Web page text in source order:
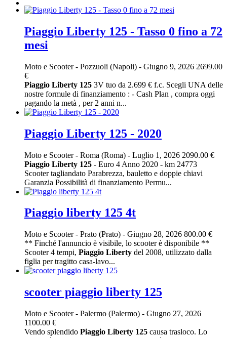
Piaggio Liberty 125 - Tasso 0 fino a 72
mesi
Moto e Scooter- Pozzuoli (Napoli) - Giugno 9, 2026 2699.00
€
Piaggio Liberty 125 3V tuo da 2.699 € f.c. Scegli UNA delle
nostre formule di finanziamento : - Cash Plan , compra oggi
pagando la metà , per 2 anni n...
Piaggio Liberty 125 - 2020
Moto e Scooter- Roma (Roma) - Luglio 1, 2026 2090.00 €
Piaggio Liberty 125 - Euro 4 Anno 2020 - km 24773
Scooter tagliandato Parabrezza, bauletto e doppie chiavi
Garanzia Possibilità di finanziamento Permu...
Piaggio liberty 125 4t
Moto e Scooter- Prato (Prato) - Giugno 28, 2026 800.00 €
** Finché l'annuncio è visibile, lo scooter è disponibile **
Scooter 4 tempi, Piaggio Liberty del 2008, utilizzato dalla
figlia per tragitto casa-lavo...
scooter piaggio liberty 125
Moto e Scooter- Palermo (Palermo) - Giugno 27, 2026
1100.00 €
Vendo splendido Piaggio Liberty 125 causa trasloco. Lo